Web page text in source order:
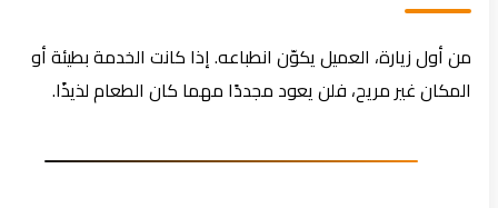
من أول زيارة، العميل يكوّن انطباعه. إذا كانت الخدمة بطيئة أو
المكان غير مريح، فلن يعود مجددًا مهما كان الطعام لذيذًا.